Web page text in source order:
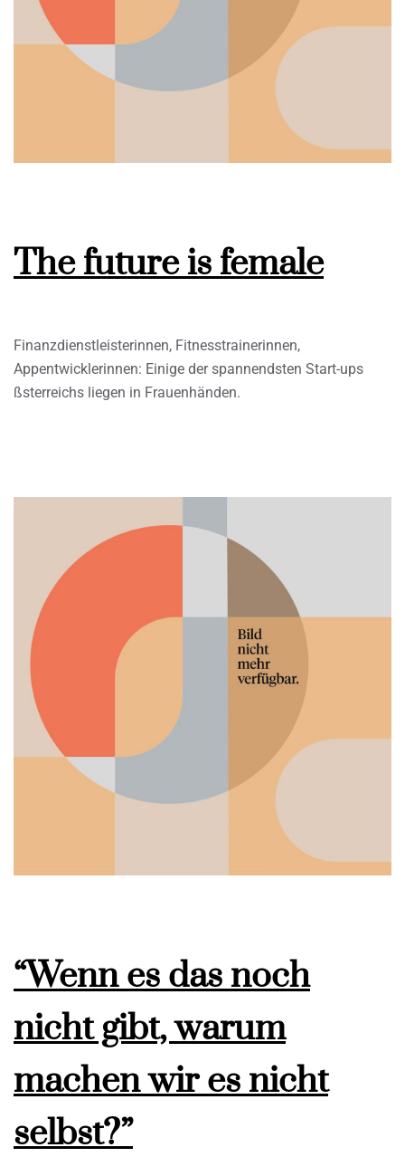
The future is female
Finanzdienstleisterinnen, Fitnesstrainerinnen,
Appentwicklerinnen: Einige der spannendsten Start-ups
ßsterreichs liegen in Frauenhänden.
“Wenn es das noch
nicht gibt, warum
machen wir es nicht
selbst?”